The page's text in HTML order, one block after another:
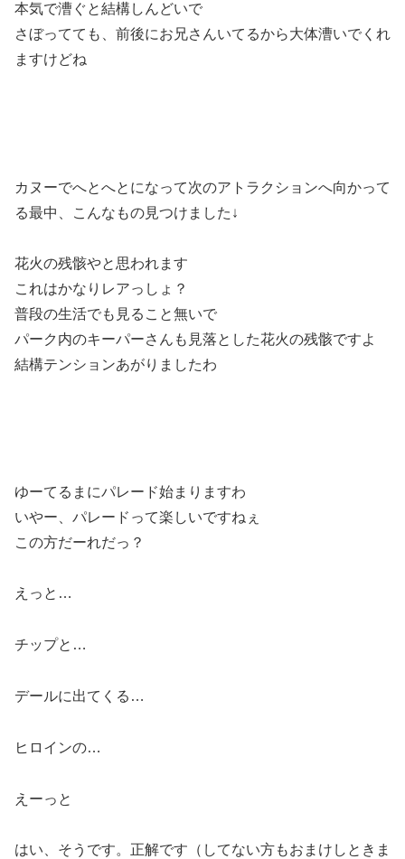
本気で漕ぐと結構しんどいで
さぼってても、前後にお兄さんいてるから大体漕いでくれ
ますけどね
カヌーでへとへとになって次のアトラクションへ向かって
る最中、こんなもの見つけました↓
花火の残骸やと思われます
これはかなりレアっしょ？
普段の生活でも見ること無いで
パーク内のキーパーさんも見落とした花火の残骸ですよ
結構テンションあがりましたわ
ゆーてるまにパレード始まりますわ
いやー、パレードって楽しいですねぇ
この方だーれだっ？
えっと…
チップと…
デールに出てくる…
ヒロインの…
えーっと
はい、そうです。正解です（してない方もおまけしときま